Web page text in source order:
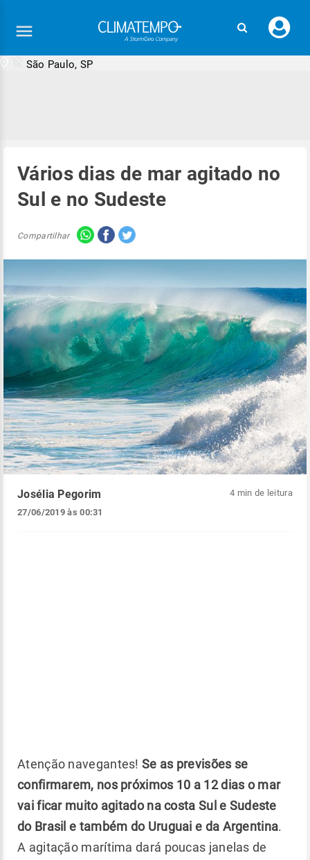
seu
São Paulo, SP
Vários dias de mar agitado no
Sul e no Sudeste
Compartilhar
Josélia Pegorim
27/06/2019 às 00:31
4 min de leitura
Atenção navegantes! Se as previsões se
confirmarem, nos próximos 10 a 12 dias o mar
vai ficar muito agitado na costa Sul e Sudeste
do Brasil e também do Uruguai e da Argentina.
A agitação marítima dará poucas janelas de